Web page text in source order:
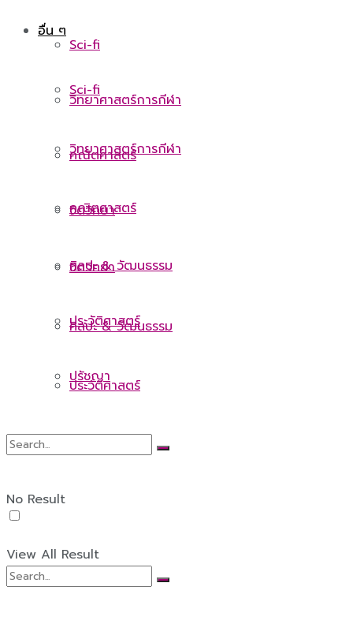
อื่น ๆ
Sci-fi
วิทยาศาสตร์การกีฬา
คณิตศาสตร์
จิตวิทยา
ศิลปะ & วัฒนธรรม
ประวัติศาสตร์
Sci-fi
วิทยาศาสตร์การกีฬา
คณิตศาสตร์
จิตวิทยา
ศิลปะ & วัฒนธรรม
ประวัติศาสตร์
ปรัชญา
No Result
View All Result